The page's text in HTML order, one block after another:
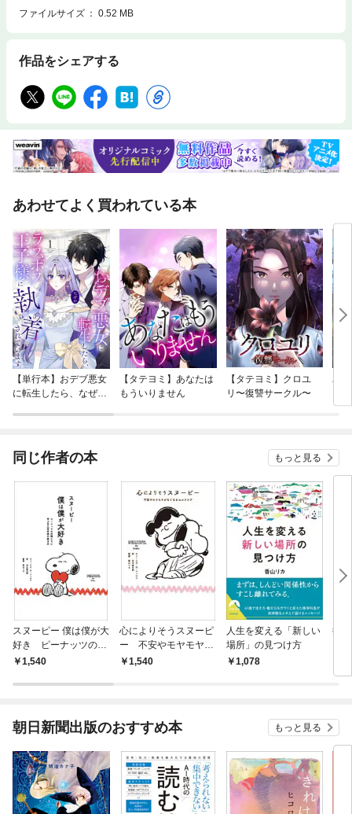
ファイルサイズ
0.52 MB
作品をシェアする
あわせてよく買われている本
【単行本】おデブ悪女
に転生したら、なぜか
【タテヨミ】あなたは
もういりません
【タテヨミ】クロユ
リ〜復讐サークル〜
バ
今
同じ作者の本 もっと見る
スヌーピー 僕は僕が大
好き ピーナッツの仲
間たちに学ぶ自己肯定
1,540
心によりそうスヌーピ
ー 不安やモヤモヤが
なくなるセルフケア
1,540
人生を変える「新しい
場所」の見つけ方
1,078
捨
朝日新聞出版のおすすめ本 もっと見る